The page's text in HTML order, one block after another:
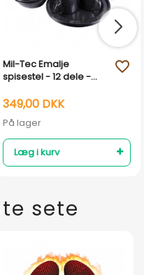
Mil-Tec Emalje
spisestel - 12 dele -
349,00 DKK
På lager
Læg i kurv
favorite_outline
sete